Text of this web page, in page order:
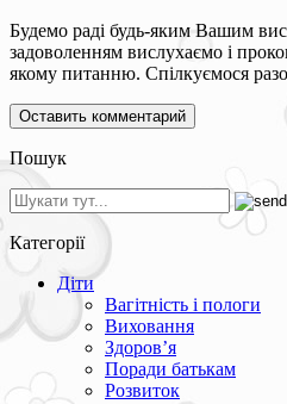
Будемо раді будь-яким Вашим
задоволенням вислухаємо і
якому питанню. Спілкуємося
Пошук
Категорії
Діти
Вагітність і пологи
Виховання
Здоров’я
Поради батькам
Розвиток